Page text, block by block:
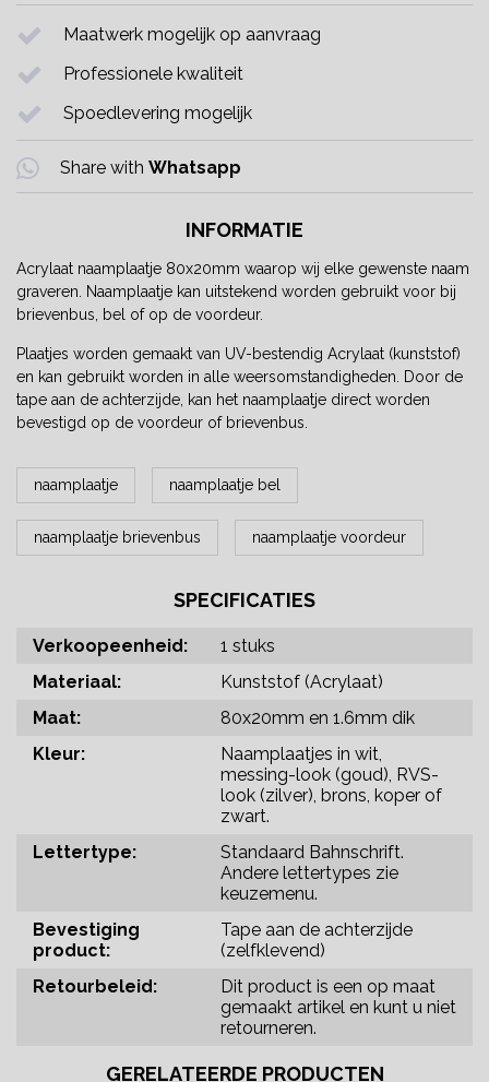
Maatwerk mogelijk op aanvraag
Professionele kwaliteit
Spoedlevering mogelijk
Share with Whatsapp
INFORMATIE
Acrylaat naamplaatje 80x20mm waarop wij elke gewenste naam
graveren. Naamplaatje kan uitstekend worden gebruikt voor bij
brievenbus, bel of op de voordeur.
Plaatjes worden gemaakt van UV-bestendig Acrylaat (kunststof)
en kan gebruikt worden in alle weersomstandigheden. Door de
tape aan de achterzijde, kan het naamplaatje direct worden
bevestigd op de voordeur of brievenbus.
naamplaatje naamplaatje bel
naamplaatje brievenbus naamplaatje voordeur
SPECIFICATIES
Verkoopeenheid:
1 stuks
Materiaal:
Kunststof (Acrylaat)
Maat:
80x20mm en 1.6mm dik
Kleur:
Naamplaatjes in wit,
messing-look (goud), RVS-
look (zilver), brons, koper of
zwart.
Lettertype:
Standaard Bahnschrift.
Andere lettertypes zie
keuzemenu.
Bevestiging
product:
Tape aan de achterzijde
(zelfklevend)
Retourbeleid:
Dit product is een op maat
gemaakt artikel en kunt u niet
retourneren.
GERELATEERDE PRODUCTEN